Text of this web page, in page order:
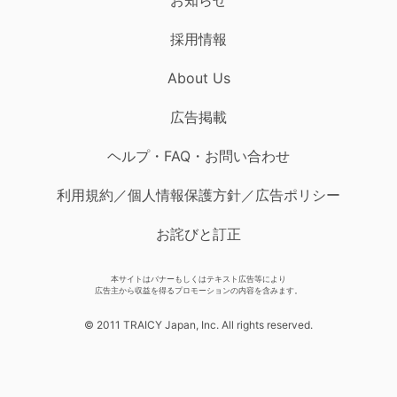
採用情報
About Us
広告掲載
ヘルプ・FAQ・お問い合わせ
利用規約／個人情報保護方針／広告ポリシー
お詫びと訂正
本サイトはバナーもしくはテキスト広告等により
広告主から収益を得るプロモーションの内容を含みます。
© 2011 TRAICY Japan, Inc. All rights reserved.